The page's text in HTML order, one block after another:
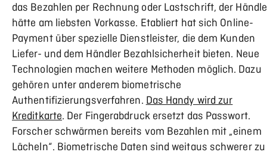
das Bezahlen per Rechnung oder Lastschrift, der
hätte am liebsten Vorkasse. Etabliert hat sich Online-
Payment über spezielle Dienstleister, die dem Kunden
Liefer- und dem Händler Bezahlsicherheit bieten. Neue
Technologien machen weitere Methoden möglich. Dazu
gehören unter anderem biometrische
Authentifizierungsverfahren. Das Handy wird zur
Kreditkarte. Der Fingerabdruck ersetzt das Passwort.
Forscher schwärmen bereits vom Bezahlen mit „einem
Lächeln“. Biometrische Daten sind weitaus schwerer zu